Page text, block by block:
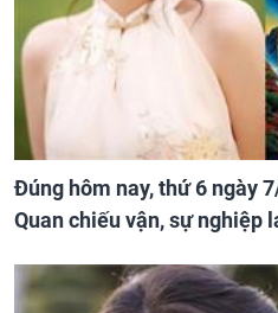
Đúng hôm nay, thứ 6 ngày
Quan chiếu vận, sự nghiệp